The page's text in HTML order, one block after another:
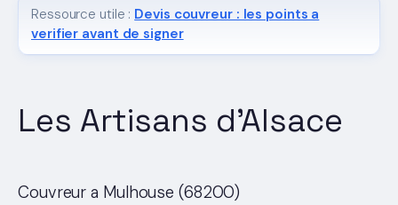
Les Artisans d'Alsace
Couvreur a Mulhouse (68200)
Ressource utile : Devis couvreur : les points a
verifier avant de signer